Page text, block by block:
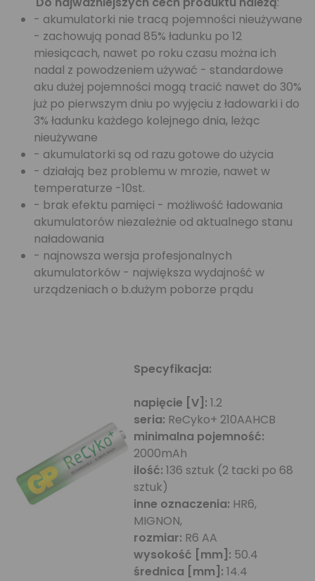
- akumulatorki nie tracą pojemności nieużywane
- zachowują ponad 85% ładunku po 12
miesiącach, nawet po roku czasu można ich
nadal z powodzeniem używać - standardowe
aku dużej pojemności mogą tracić nawet do 30%
już po pierwszym dniu po wyjęciu z ładowarki i do
3% ładunku każdego kolejnego dnia, leżąc
nieużywane
- akumulatorki są od razu gotowe do użycia
- działają bez problemu w mrozie, nawet w
temperaturze -10st.
- brak efektu pamięci - możliwość ładowania
akumulatorów niezależnie od aktualnego stanu
naładowania
- najnowsza wersja profesjonalnych
akumulatorków - największa wydajność w
urządzeniach o b.dużym poborze prądu
Specyfikacja:
napięcie [V]: 1.2
seria: ReCyko+ 210AAHCB
minimalna pojemność:
2000mAh
ilość: 136 sztuk (2 tacki po 68
sztuk)
inne oznaczenia: HR6,
MIGNON,
rozmiar: R6 AA
wysokość [mm]: 50.4
średnica [mm]: 14.4